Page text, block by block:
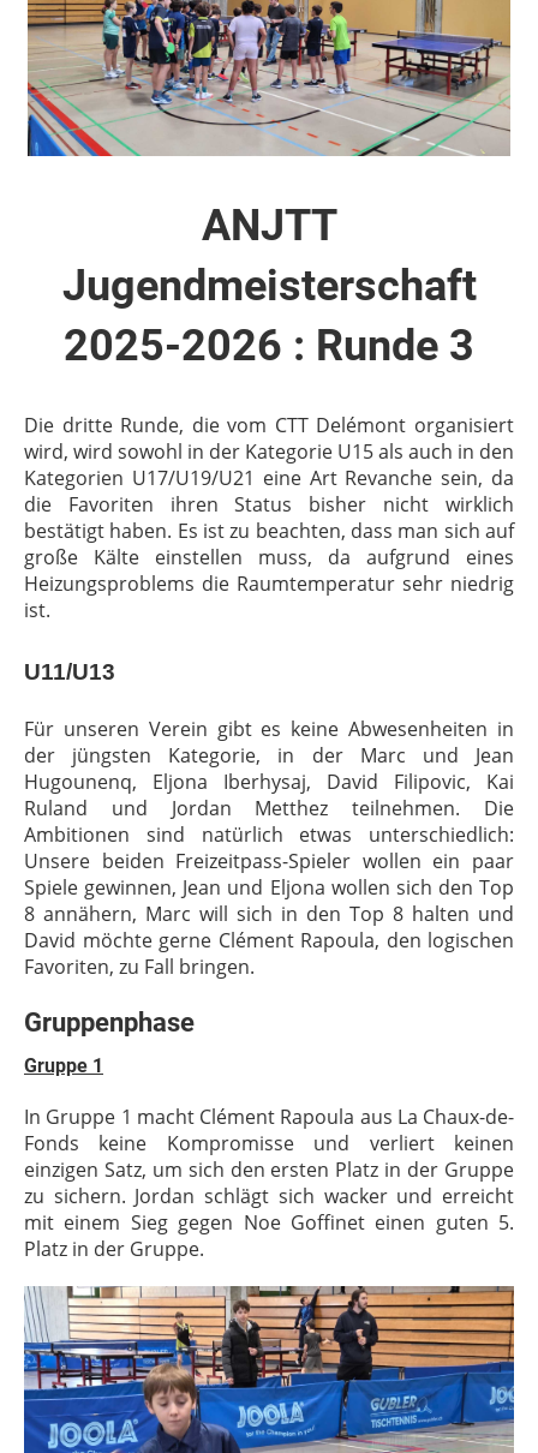
ANJTT
Jugendmeisterschaft
2025-2026 : Runde 3
Die dritte Runde, die vom CTT Delémont organisiert
wird, wird sowohl in der Kategorie U15 als auch in den
Kategorien U17/U19/U21 eine Art Revanche sein, da
die Favoriten ihren Status bisher nicht wirklich
bestätigt haben. Es ist zu beachten, dass man sich auf
große Kälte einstellen muss, da aufgrund eines
Heizungsproblems die Raumtemperatur sehr niedrig
ist.
U11/U13
Für unseren Verein gibt es keine Abwesenheiten in
der jüngsten Kategorie, in der Marc und Jean
Hugounenq, Eljona Iberhysaj, David Filipovic, Kai
Ruland und Jordan Metthez teilnehmen. Die
Ambitionen sind natürlich etwas unterschiedlich:
Unsere beiden Freizeitpass-Spieler wollen ein paar
Spiele gewinnen, Jean und Eljona wollen sich den Top
8 annähern, Marc will sich in den Top 8 halten und
David möchte gerne Clément Rapoula, den logischen
Favoriten, zu Fall bringen.
Gruppenphase
Gruppe 1
In Gruppe 1 macht Clément Rapoula aus La Chaux-de-
Fonds keine Kompromisse und verliert keinen
einzigen Satz, um sich den ersten Platz in der Gruppe
zu sichern. Jordan schlägt sich wacker und erreicht
mit einem Sieg gegen Noe Goffinet einen guten 5.
Platz in der Gruppe.